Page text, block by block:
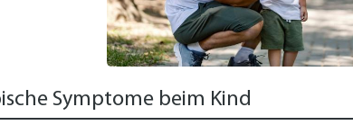
Symptome beim Kind